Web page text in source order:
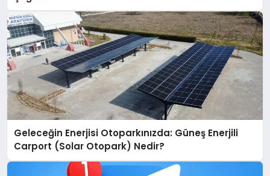
Geleceğin Enerjisi Otoparkınızda: Güneş Enerjili
Carport (Solar Otopark) Nedir?